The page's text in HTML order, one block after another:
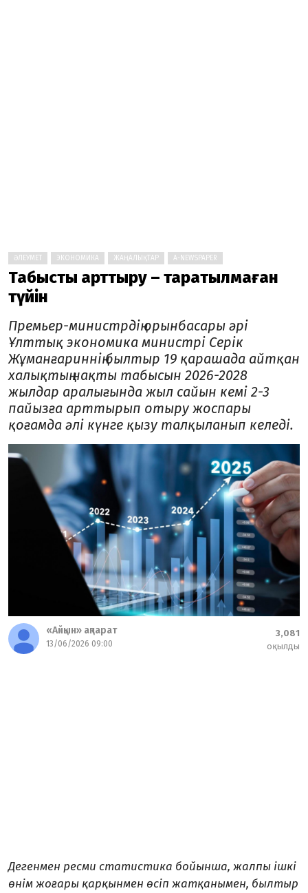
ӘЛЕУМЕТ ЭКОНОМИКА ЖАҢАЛЫҚТАР A-NEWSPAPER
Табысты арттыру – тарқатылмаған
түйін
Премьер-министрдің орынбасары әрі
Ұлттық экономика министрі Серік
Жұманғариннің былтыр 19 қарашада айтқан
халықтың нақты табысын 2026-2028
жылдар аралығында жыл сайын кемі 2-3
пайызға арттырып отыру жоспары
қоғамда әлі күнге қызу талқыланып келеді.
«Айқын» ақпарат
13/06/2026 09:00
3,081
оқылды
Дегенмен ресми статистика бойынша, жалпы ішкі
өнім жоғары қарқынмен өсіп жатқанымен, былтыр